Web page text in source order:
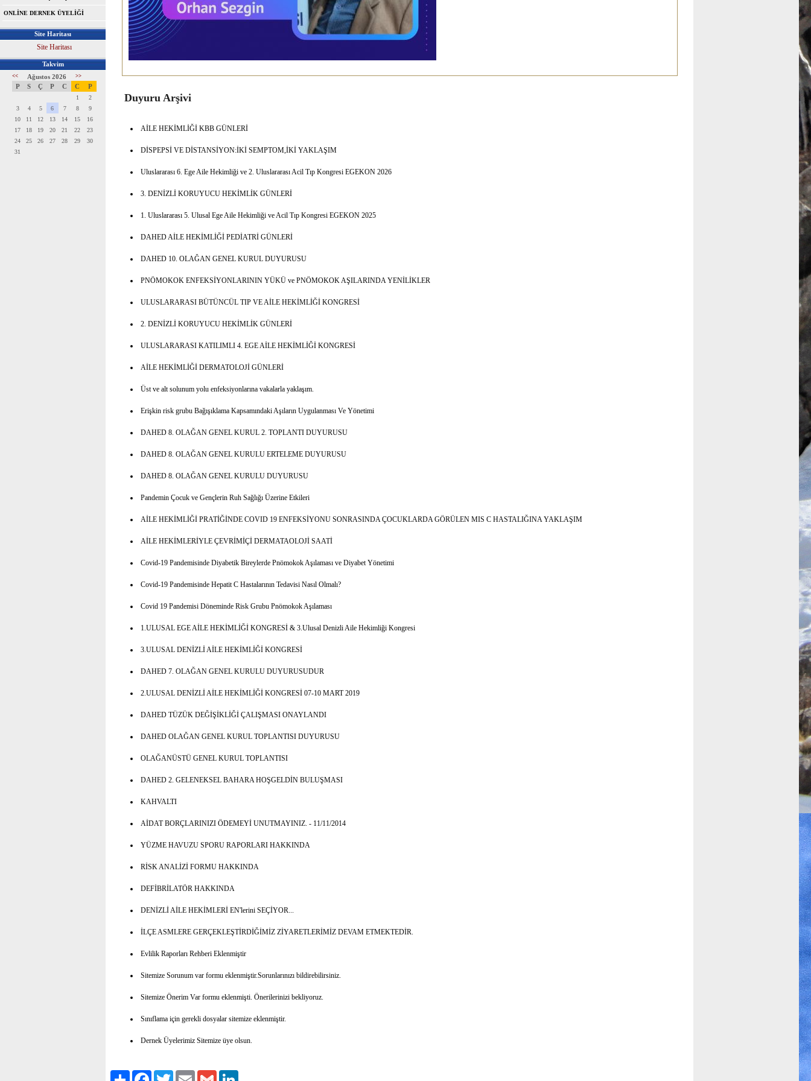
ONLİNE DERNEK ÜYELİĞİ
Site Haritası
Site Haritası
Takvim
<< Ağustos 2026 >>
P S Ç P C C P
1
2
3
4 5 6 7 8
9
10
11 12 13 14 15
16
17
18 19 20 21 22
23
24
25 26 27 28 29
30
31
Duyuru Arşivi
AİLE HEKİMLİĞİ KBB GÜNLERİ
DİSPEPSİ VE DİSTANSİYON:İKİ SEMPTOM,İKİ YAKLAŞIM
Uluslararası 6. Ege Aile Hekimliği ve 2. Uluslararası Acil Tıp Kongresi EGEKON 2026
3. DENİZLİ KORUYUCU HEKİMLİK GÜNLERİ
1. Uluslararası 5. Ulusal Ege Aile Hekimliği ve Acil Tıp Kongresi EGEKON 2025
DAHED AİLE HEKİMLİĞİ PEDİATRİ GÜNLERİ
DAHED 10. OLAĞAN GENEL KURUL DUYURUSU
PNÖMOKOK ENFEKSİYONLARININ YÜKÜ ve PNÖMOKOK AŞILARINDA YENİLİKLER
ULUSLARARASI BÜTÜNCÜL TIP VE AİLE HEKİMLİĞİ KONGRESİ
2. DENİZLİ KORUYUCU HEKİMLİK GÜNLERİ
ULUSLARARASI KATILIMLI 4. EGE AİLE HEKİMLİĞİ KONGRESİ
AİLE HEKİMLİĞİ DERMATOLOJİ GÜNLERİ
Üst ve alt solunum yolu enfeksiyonlarına vakalarla yaklaşım.
Erişkin risk grubu Bağışıklama Kapsamındaki Aşıların Uygulanması Ve Yönetimi
DAHED 8. OLAĞAN GENEL KURUL 2. TOPLANTI DUYURUSU
DAHED 8. OLAĞAN GENEL KURULU ERTELEME DUYURUSU
DAHED 8. OLAĞAN GENEL KURULU DUYURUSU
Pandemin Çocuk ve Gençlerin Ruh Sağlığı Üzerine Etkileri
AİLE HEKİMLİĞİ PRATİĞİNDE COVID 19 ENFEKSİYONU SONRASINDA ÇOCUKLARDA GÖRÜLEN MIS C HASTALIĞINA YAKLAŞIM
AİLE HEKİMLERİYLE ÇEVRİMİÇİ DERMATAOLOJİ SAATİ
Covid-19 Pandemisinde Diyabetik Bireylerde Pnömokok Aşılaması ve Diyabet Yönetimi
Covid-19 Pandemisinde Hepatit C Hastalarının Tedavisi Nasıl Olmalı?
Covid 19 Pandemisi Döneminde Risk Grubu Pnömokok Aşılaması
1.ULUSAL EGE AİLE HEKİMLİĞİ KONGRESİ & 3.Ulusal Denizli Aile Hekimliği Kongresi
3.ULUSAL DENİZLİ AİLE HEKİMLİĞİ KONGRESİ
DAHED 7. OLAĞAN GENEL KURULU DUYURUSUDUR
2.ULUSAL DENİZLİ AİLE HEKİMLİĞİ KONGRESİ 07-10 MART 2019
DAHED TÜZÜK DEĞİŞİKLİĞİ ÇALIŞMASI ONAYLANDI
DAHED OLAĞAN GENEL KURUL TOPLANTISI DUYURUSU
OLAĞANÜSTÜ GENEL KURUL TOPLANTISI
DAHED 2. GELENEKSEL BAHARA HOŞGELDİN BULUŞMASI
KAHVALTI
AİDAT BORÇLARINIZI ÖDEMEYİ UNUTMAYINIZ. - 11/11/2014
YÜZME HAVUZU SPORU RAPORLARI HAKKINDA
RİSK ANALİZİ FORMU HAKKINDA
DEFİBRİLATÖR HAKKINDA
DENİZLİ AİLE HEKİMLERİ EN'lerini SEÇİYOR...
İLÇE ASMLERE GERÇEKLEŞTİRDİĞİMİZ ZİYARETLERİMİZ DEVAM ETMEKTEDİR.
Evlilik Raporları Rehberi Eklenmiştir
Sitemize Sorunum var formu eklenmiştir.Sorunlarınızı bildirebilirsiniz.
Sitemize Önerim Var formu eklenmişti. Önerilerinizi bekliyoruz.
Sınıflama için gerekli dosyalar sitemize eklenmiştir.
Dernek Üyelerimiz Sitemize üye olsun.
Paylaş FacebookTwitter Email Gmail